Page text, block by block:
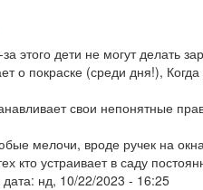
дети не могут делать
о покраске (среди дня!),
свои непонятные
мелочи, вроде ручек на
кто устраивает в саду
дата: нд, 10/22/2023 - 16:25